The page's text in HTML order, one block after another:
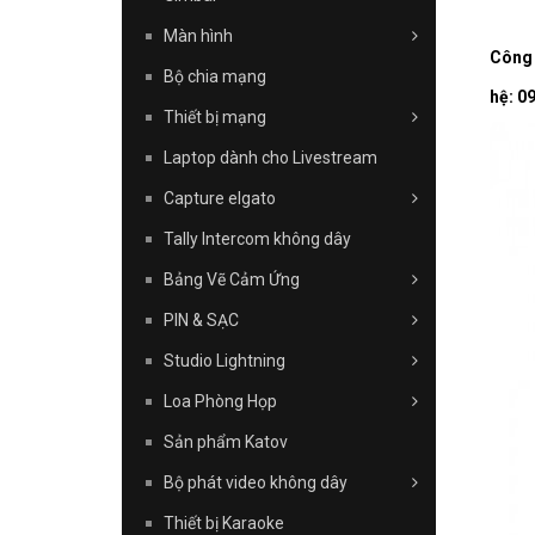
hệ:
Màn hình
Bộ chia mạng
Thiết bị mạng
Laptop dành cho Livestream
Capture elgato
Tally Intercom không dây
Bảng Vẽ Cảm Ứng
PIN & SẠC
Studio Lightning
Loa Phòng Họp
Sản phẩm Katov
Bộ phát video không dây
Thiết bị Karaoke